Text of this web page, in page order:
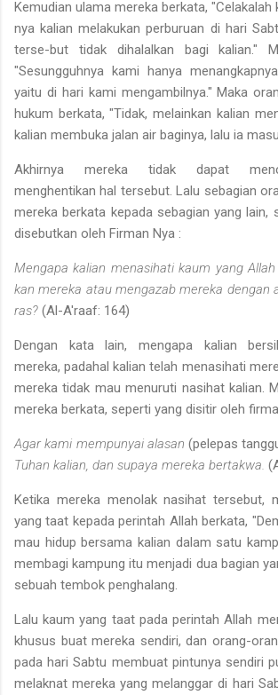
Kemudian ulama mereka berkata,
nya kalian melakukan perburuan di hari
terse-but tidak dihalalkan bagi kalian."
"Sesungguhnya kami hanya
yaitu di hari kami meng­ambilnya." Maka
hukum berkata, "Tidak, me­lainkan kalian
kalian membuka jalan air bagi­nya, lalu ia
Akhirnya mereka tidak dapat
menghentikan hal tersebut. Lalu sebagian
mereka berkata ke­pada sebagian yang lain,
disebutkan oleh Firman ­Nya :
Mengapa kalian menasihati kaum yang
kan mereka atau mengazab mereka dengan
ras? (Al-A'raaf: 164)
Dengan kata lain, mengapa kalian
mereka, pa­dahal kalian telah menasihati
mereka tidak mau menuruti nasihat kalian.
mereka berkata, se­perti yang disitir oleh
Agar kami mempunyai alasan(pelepas
Tuhan kalian, dan supaya mereka bertakwa.
Ketika mereka menolak nasihat tersebut,
yang taat kepada perintah Allah berkata,
mau hidup bersama kalian dalam satu
membagi kam­pung itu menjadi dua bagian
sebuah tembok penghalang.
Lalu kaum yang taat pada perintah Allah
khusus buat mereka sendiri, dan orang-
pada hari Sabtu membuat pintunya sendiri
melaknat mereka yang melanggar di hari